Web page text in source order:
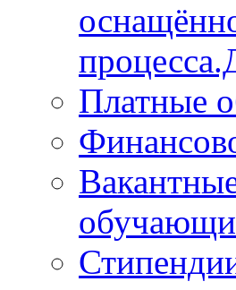
Платные